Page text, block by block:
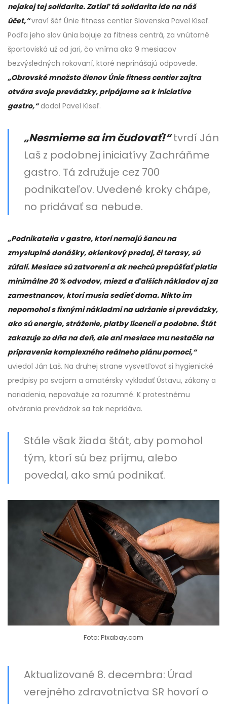
nejakej tej solidarite. Zatiaľ tá solidarita ide na náš
účet,“vraví šéf Únie fitness centier Slovenska Pavel Kiseľ.
Podľa jeho slov únia bojuje za fitness centrá, za vnútorné
športoviská už od jari, čo vníma ako 9 mesiacov
bezvýsledných rokovaní, ktoré neprinášajú odpovede.
„Obrovské množsto členov Únie fitness centier zajtra
otvára svoje prevádzky, pripájame sa k iniciatíve
gastro,“dodal Pavel Kiseľ.
„Nesmieme sa im čudovať!“tvrdí Ján
Laš z podobnej iniciatívy Zachráňme
gastro. Tá združuje cez 700
podnikateľov. Uvedené kroky chápe,
no pridávať sa nebude.
„Podnikatelia v gastre, ktorí nemajú šancu na
zmysluplné donášky, okienkový predaj, či terasy, sú
zúfalí. Mesiace sú zatvorení a ak nechcú prepúšťať platia
minimálne 20 % odvodov, miezd a ďalších nákladov aj za
zamestnancov, ktorí musia sedieť doma. Nikto im
nepomohol s fixnými nákladmi na udržanie si prevádzky,
ako sú energie, stráženie, platby licencií a podobne. Štát
zakazuje zo dňa na deň, ale ani mesiace mu nestačia na
pripravenia komplexného reálneho plánu pomoci,“
uviedol Ján Laš. Na druhej strane vysvetľovať si hygienické
predpisy po svojom a amatérsky vykladať Ústavu, zákony a
nariadenia, nepovažuje za rozumné. K protestnému
otvárania prevádzok sa tak nepridáva.
Stále však žiada štát, aby pomohol
tým, ktorí sú bez príjmu, alebo
povedal, ako smú podnikať.
Foto: Pixabay.com
Aktualizované 8. decembra: Úrad
verejného zdravotníctva SR hovorí o